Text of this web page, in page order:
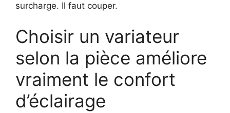
surcharge. Il faut couper.
Choisir un variateur
selon la pièce améliore
vraiment le confort
d’éclairage